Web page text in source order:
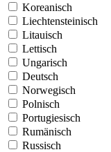
Koreanisch
Liechtensteinisch
Litauisch
Lettisch
Ungarisch
Deutsch
Norwegisch
Polnisch
Portugiesisch
Rumänisch
Russisch